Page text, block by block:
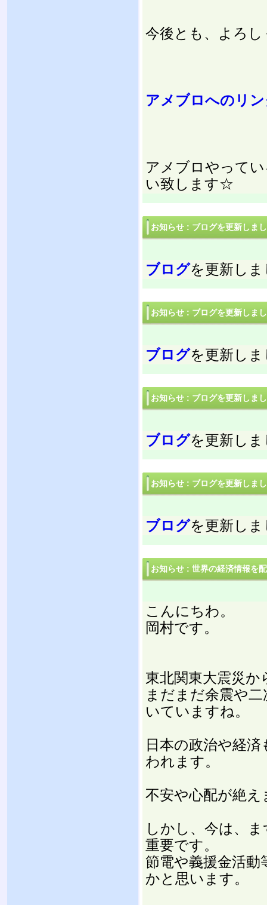
今後とも、よろ
アメブロへのリ
アメブロやって
い致します☆
お知らせ : ブログを更新しま
ブログを更新し
お知らせ : ブログを更新しま
ブログを更新し
お知らせ : ブログを更新しま
ブログを更新し
お知らせ : ブログを更新しま
ブログを更新し
お知らせ : 世界の経済情報を
こんにちわ。
岡村です。
東北関東大震災
まだまだ余震や
いていますね。
日本の政治や経
われます。
不安や心配が絶え
しかし、今は、
重要です。
節電や義援金活
かと思います。